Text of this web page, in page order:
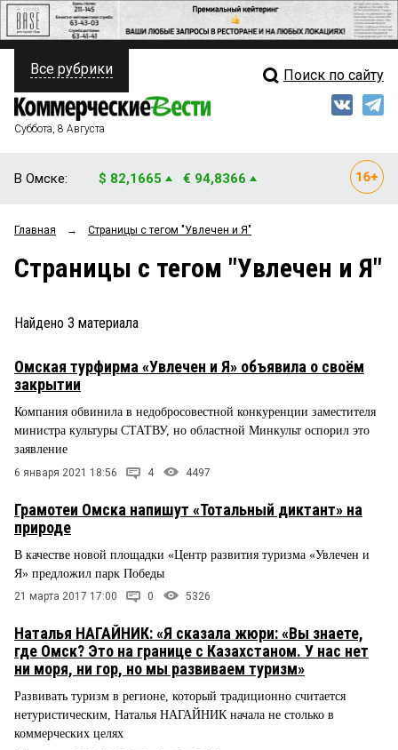
ПОЛИТИКА
ФИНАНСЫ
ОБЩЕСТВО
ЗАКОН
НОВОСТИ КОМПАНИЙ
СТИЛЬ ЖИЗНИ
Свежий выпуск
Мнения
Рейтинги
Все рубрики Поиск по сайту
Суббота, 8 Августа
В Омске: $ 82,1665 € 94,8366
Главная → Страницы c тегом "Увлечен и Я"
Страницы c тегом "Увлечен и Я"
Найдено 3 материала
Омская турфирма «Увлечен и Я» объявила о своём
закрытии
Компания обвинила в недобросовестной конкуренции заместителя
министра культуры СТАТВУ, но областной Минкульт оспорил это
заявление
6 января 2021 18:56 4 4497
Грамотеи Омска напишут «Тотальный диктант» на
природе
В качестве новой площадки «Центр развития туризма «Увлечен и
Я» предложил парк Победы
21 марта 2017 17:00 0 5326
Наталья НАГАЙНИК: «Я сказала жюри: «Вы знаете,
где Омск? Это на границе с Казахстаном. У нас нет
ни моря, ни гор, но мы развиваем туризм»
Развивать туризм в регионе, который традиционно считается
нетуристическим, Наталья НАГАЙНИК начала не столько в
коммерческих целях